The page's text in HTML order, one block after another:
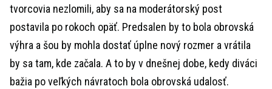
tvorcovia nezlomili, aby sa na moderátorský post
postavila po rokoch opäť. Predsalen by to bola obrovská
výhra a šou by mohla dostať úplne nový rozmer a vrátila
by sa tam, kde začala. A to by v dnešnej dobe, kedy diváci
bažia po veľkých návratoch bola obrovská udalosť.